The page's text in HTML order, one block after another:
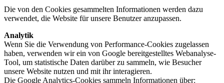
Die von den Cookies gesammelten Informationen werden dazu
verwendet, die Website für unsere Benutzer anzupassen.
Analytik
Wenn Sie die Verwendung von Performance-Cookies zugelassen
haben, verwenden wir ein von Google bereitgestelltes Webanalyse-
Tool, um statistische Daten darüber zu sammeln, wie Besucher
unsere Website nutzen und mit ihr interagieren.
Die Google Analytics-Cookies sammeln Informationen über: